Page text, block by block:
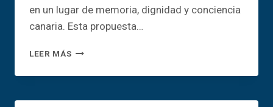
en un lugar de memoria, dignidad y conciencia
canaria. Esta propuesta…
LEER MÁSDE
FRANQUISTA
ESPACIO